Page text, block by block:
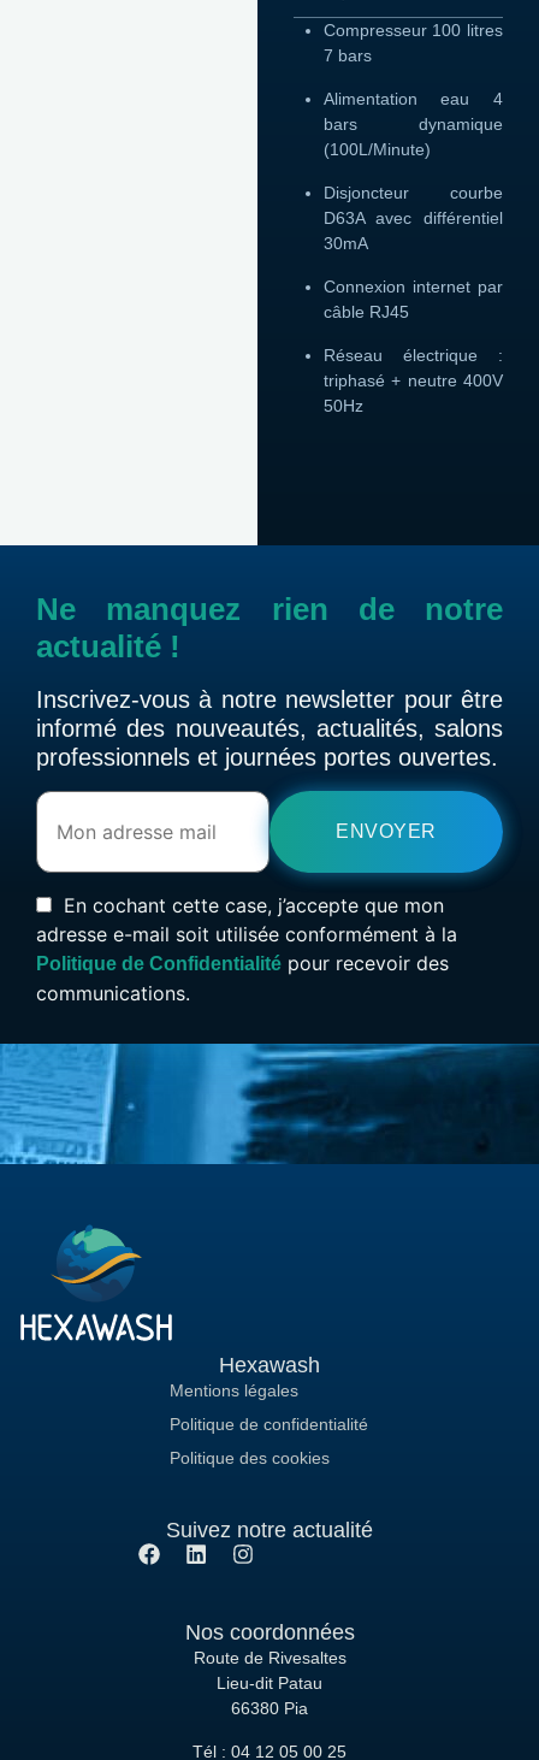
Compresseur 100 litres
7 bars
Alimentation eau 4
bars dynamique
(100L/Minute)
Disjoncteur courbe
D63A avec différentiel
30mA
Connexion internet par
câble RJ45
Réseau électrique :
triphasé + neutre 400V
50Hz
Ne manquez rien de notre
actualité !
Inscrivez-vous à notre newsletter pour être
informé des nouveautés, actualités, salons
professionnels et journées portes ouvertes.
En cochant cette case, j’accepte que mon
adresse e-mail soit utilisée conformément à la
Politique de Confidentialité pour recevoir des
communications.
Hexawash
Mentions légales
Politique de confidentialité
Politique des cookies
Suivez notre actualité
Nos coordonnées
Route de Rivesaltes
Lieu-dit Patau
66380 Pia
Tél : 04 12 05 00 25